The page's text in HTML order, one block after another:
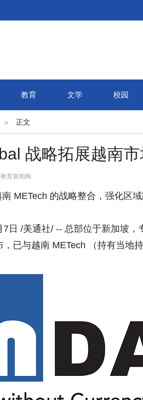
教育 文学 校园
正文
战略拓展越南
育新闻网
METech 的战略整合，强化区
7日 /美通社/ -- 总部位于新加坡
，已与越南 METech （持有当地